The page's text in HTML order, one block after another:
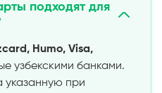
подходят для
Humo, Visa,
узбекскими банками.
указанную при